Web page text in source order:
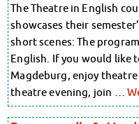
Kita CampusKids
Voranmeldung KiTa-
Randzeitenbetreuung
Anmeldung
Nutzungsbedingungen
AnsprechpartnerInnen
Über uns
Anmeldung
Über uns
Infopoints &
Beratungstermine
Unsere Organisation
Verwaltungsrat
The Theatre in English
showcases their
short scenes: The
English. If you would like
Magdeburg, enjoy
theatre evening, join …